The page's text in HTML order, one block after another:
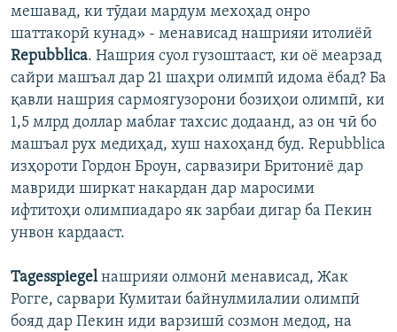
мешавад, ки тӯдаи мардум мехоҳад онро
шаттакорӣ кунад» - менависад нашрияи итолиёӣ
Repubblica. Нашрия суол гузоштааст, ки оё меарзад
сайри машъал дар 21 шаҳри олимпӣ идома ёбад? Ба
қавли нашрия сармоягузорони бозиҳои олимпӣ, ки
1,5 млрд доллар маблағ тахсис додаанд, аз он чӣ бо
машъал рух медиҳад, хуш нахоҳанд буд. Repubblica
изҳороти Гордон Броун, сарвазири Бритониё дар
мавриди ширкат накардан дар маросими
ифтитоҳи олимпиадаро як зарбаи дигар ба Пекин
унвон кардааст.
Tagesspiegelнашрияи олмонӣ менависад, Жак
Рогге, сарвари Кумитаи байнулмилалии олимпӣ
бояд дар Пекин иди варзишӣ созмон медод, на